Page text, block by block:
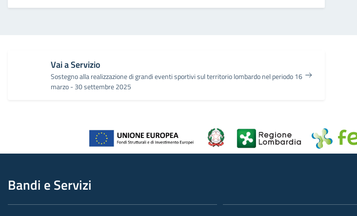
Vai a Servizio
Sostegno alla realizzazione di grandi eventi sportivi sul territorio lombardo nel periodo 16
marzo - 30 settembre 2025
Bandi e Servizi